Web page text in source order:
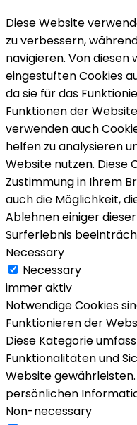
Diese Website
zu verbessern,
navigieren. Von diesen
eingestuften Cookies
da sie für das
Funktionen der
verwenden auch
helfen zu analysieren
Website nutzen. Diese
Zustimmung in Ihrem
auch die Möglichkeit,
Ablehnen einiger
Surferlebnis
Necessary
Necessary
immer aktiv
Notwendige Cookies
Funktionieren der
Diese Kategorie
Funktionalitäten und
Website
persönlichen
Non-necessary